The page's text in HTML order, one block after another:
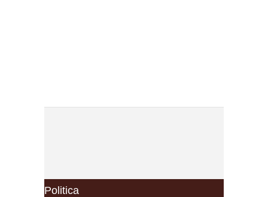
Politica